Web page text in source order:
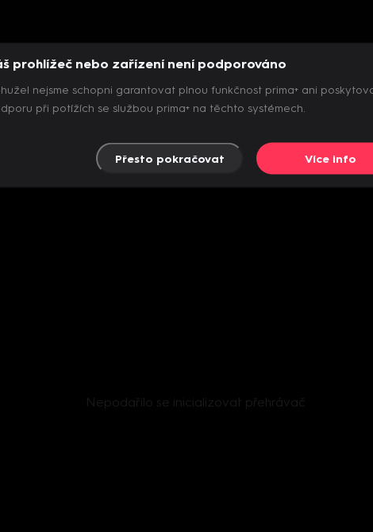
Nepodařilo se inicializovat přehrávač
prohlížeč nebo zařízení není podporováno
nejsme schopni garantovat plnou funkčnost prima+ ani
při potížích se službou prima+ na těchto systémech.
Přesto pokračovat Více info